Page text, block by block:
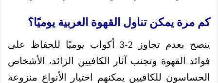
كم مرة يمكن تناول القهوة العربية يوميًا؟
ينصح بعدم تجاوز 2-3 أكواب يوميًا للحفاظ على
فوائد القهوة وتجنب آثار الكافيين الزائد، الأشخاص
الحساسون للكافيين يمكنهم اختيار الأنواع منزوعة